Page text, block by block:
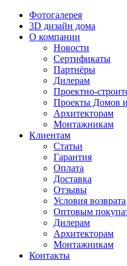
Фотогалерея
3D дизайн дома
О компании
Новости
Сертификаты
Партнёры
Дилерам
Проектно-
Проекты Домов
Архитекторам
Монтажникам
Клиентам
Статьи
Гарантия
Оплата
Доставка
Отзывы
Условия возврата
Оптовым
Дилерам
Архитекторам
Монтажникам
Контакты